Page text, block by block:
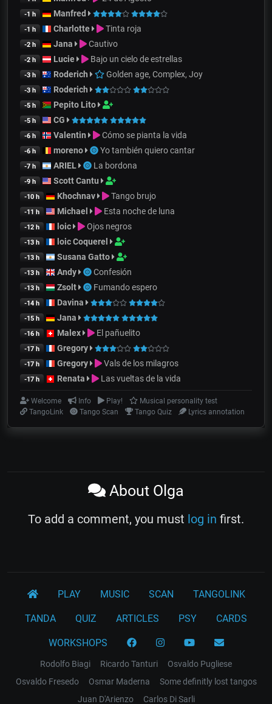
-1 h Manfred
-1 h Charlotte Tinta roja
-2 h Jana Cautivo
-2 h Lucie Bajo un cielo de estrellas
-3 h Roderich Golden age, Complex, Joy
-3 h Roderich
-5 h Pepito Lito
-5 h CG
-6 h Valentin Cómo se pianta la vida
-6 h moreno Yo también quiero cantar
-7 h ARIEL La bordona
-9 h Scott Cantu
-10 h Khochnav Tango brujo
-11 h Michael Esta noche de luna
-12 h loic Ojos negros
-13 h loic Coquerel
-13 h Susana Gatto
-13 h Andy Confesión
-13 h Zsolt Fumando espero
-14 h Davina
-15 h Jana
-16 h Malex El pañuelito
-17 h Gregory
-17 h Gregory Vals de los milagros
-17 h Renata Las vueltas de la vida
Welcome Info Play!
Musical personality test
TangoLink
Tango Scan Tango Quiz Lyrics annotation
About Olga
To add a comment, you must log in first.
PLAY MUSIC SCAN TANGOLINK
TANDA QUIZ ARTICLES PSY CARDS
WORKSHOPS
Rodolfo Biagi Ricardo Tanturi
Osvaldo Pugliese
Osvaldo Fresedo
Osmar Maderna
Some definitly lost tangos
Juan D'Arienzo
Carlos Di Sarli